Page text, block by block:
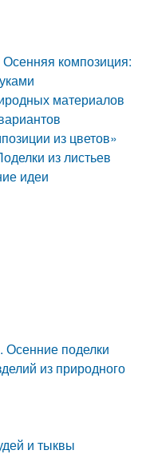
композиция:
материалов
из цветов»
из листьев
идеи
Осенние поделки
из природного
и тыквы